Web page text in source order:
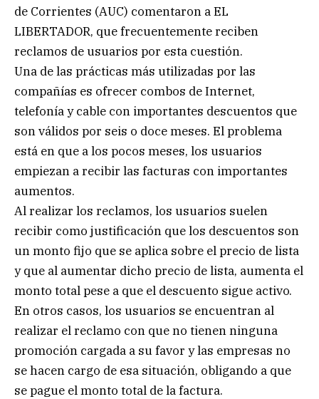
de Corrientes (AUC) comentaron a EL
LIBERTADOR, que frecuentemente reciben
reclamos de usuarios por esta cuestión.
Una de las prácticas más utilizadas por las
compañías es ofrecer combos de Internet,
telefonía y cable con importantes descuentos que
son válidos por seis o doce meses. El problema
está en que a los pocos meses, los usuarios
empiezan a recibir las facturas con importantes
aumentos.
Al realizar los reclamos, los usuarios suelen
recibir como justificación que los descuentos son
un monto fijo que se aplica sobre el precio de lista
y que al aumentar dicho precio de lista, aumenta el
monto total pese a que el descuento sigue activo.
En otros casos, los usuarios se encuentran al
realizar el reclamo con que no tienen ninguna
promoción cargada a su favor y las empresas no
se hacen cargo de esa situación, obligando a que
se pague el monto total de la factura.